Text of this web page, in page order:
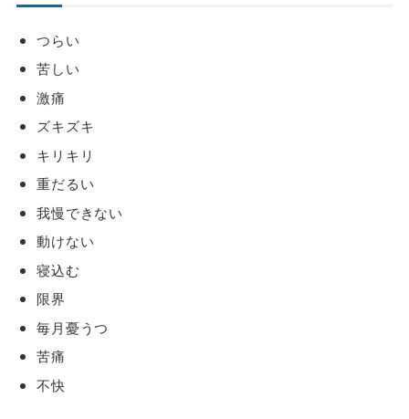
つらい
苦しい
激痛
ズキズキ
キリキリ
重だるい
我慢できない
動けない
寝込む
限界
毎月憂うつ
苦痛
不快